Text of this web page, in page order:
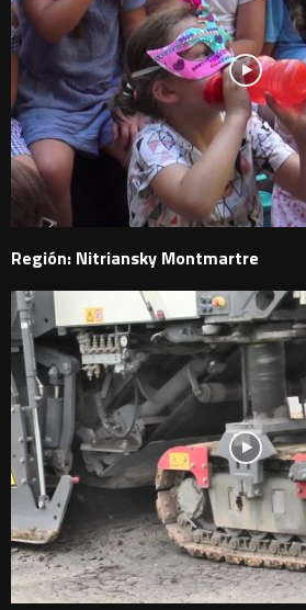
Región: Nitriansky Montmartre